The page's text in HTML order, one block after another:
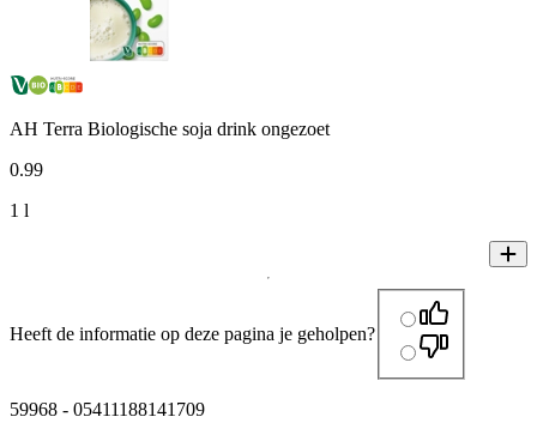
AH Terra Biologische soja drink ongezoet
0.99
1 l
Heeft de informatie op deze pagina je geholpen?
59968 - 05411188141709